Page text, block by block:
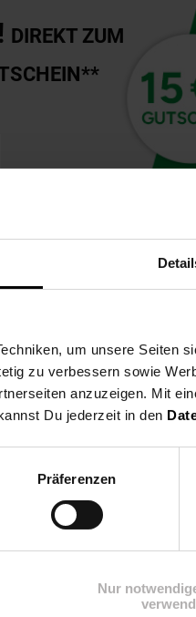
um unsere Seiten
zu verbessern sowie
anzuzeigen. Mit
Du jederzeit in den
Präferenzen
Nur
DIREKT ZUM